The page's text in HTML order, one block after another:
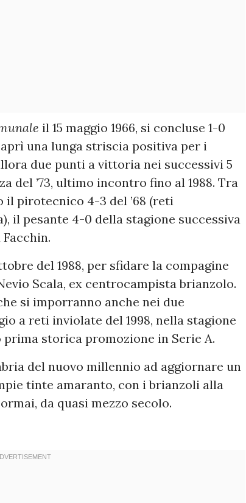
il 15 maggio 1966, si concluse 1-0
una lunga striscia positiva per i
due punti a vittoria nei successivi 5
del ’73, ultimo incontro fino al 1988. Tra
pirotecnico 4-3 del ’68 (reti
il pesante 4-0 della stagione successiva
Facchin.
del 1988, per sfidare la compagine
Scala, ex centrocampista brianzolo.
si imporranno anche nei due
a reti inviolate del 1998, nella stagione
storica promozione in Serie A.
del nuovo millennio ad aggiornare un
tinte amaranto, con i brianzoli alla
da quasi mezzo secolo.